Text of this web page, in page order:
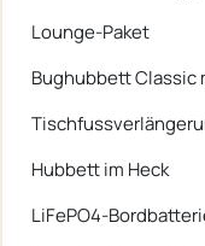
Lounge-Paket
Bughubbett Classic
Hubbett im Heck
LiFePO4-